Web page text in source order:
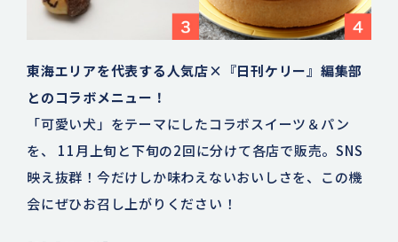
東海エリアを代表する人気店×『日刊ケリー』編集部
とのコラボメニュー！
「可愛い犬」をテーマにしたコラボスイーツ＆パン
を、 11月上旬と下旬の2回に分けて各店で販売。SNS
映え抜群！今だけしか味わえないおいしさを、この機
会にぜひお召し上がりください！